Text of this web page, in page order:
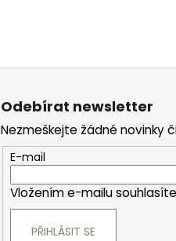
Odebírat newsletter
Nezmeškejte žádné novinky
E-mail
Vložením e-mailu
PŘIHLÁSIT SE